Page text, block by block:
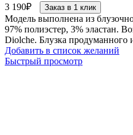
3 190₽ Заказ в 1 клик
Модель выполнена из
97% полиэстер, 3% эластан.
Diolche. Блузка продуманного
Добавить в список желаний
Быстрый просмотр